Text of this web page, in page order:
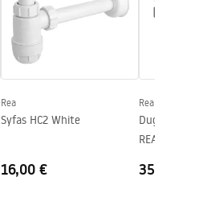
Rea
Syfas HC2 White
16,00 €
Rea
Dugno
35,00 €